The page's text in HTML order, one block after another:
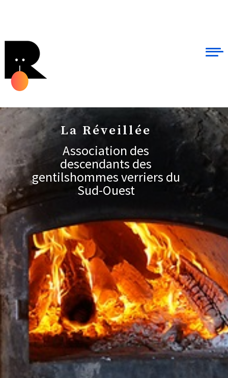
La Réveillée
Association des
descendants des
gentilshommes verriers du
Sud-Ouest